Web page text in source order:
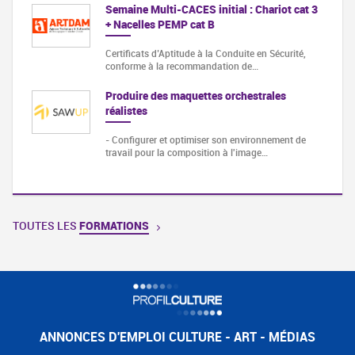
Semaine Multi-CACES initial : Chariot cat 3
+ Nacelles PEMP cat B
Certificats d’Aptitude à la Conduite en Sécurité,
conforme à la recommandation de…
Produire des maquettes orchestrales
réalistes
- Configurer et optimiser son environnement de
travail pour la composition à l'image…
TOUTES LES FORMATIONS
ANNONCES D'EMPLOI CULTURE - ART - MÉDIAS